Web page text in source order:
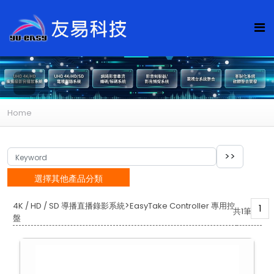
Home
選擇其他產品分類
4K / HD / SD 導播直播錄影系統>EasyTake Controller 專用控
盤
共1筆 1